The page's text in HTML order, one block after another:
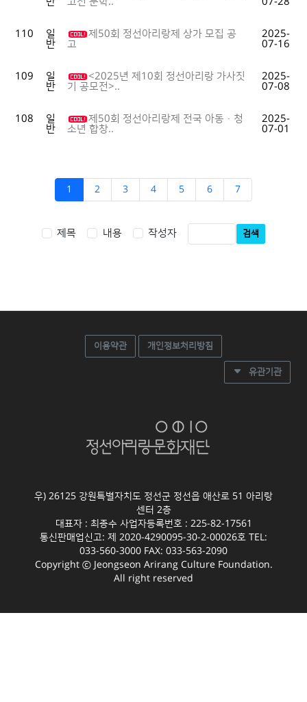
110
일
반
제50회 정선아리랑제 상가 모집 공
고
2025-
07-16
109
일
반
<2025년 제10회 정선아리랑 가사짓
기 공모전>..
2025-
07-08
108
일
반
제50회 정선아리랑제 전국 아동·청
소년 합창..
2025-
07-01
1 2 3 4 5 6 7
제목 내용 작성자 검색
이용약관 개인정보처리방침
유관기관
우) 26125 강원특별자치도 정선군 정선읍 애산로 51 아리랑
센터 2층
대표자 : 최종수 사업자등록번호 : 225-82-17561
통신판매업신고: 제 2020-4290095-30-2-00026호 TEL:
033-560-3000 FAX: 033-563-2090
Copyright ⓒ Jeongseon Arirang Culture Foundation.
All right reserved